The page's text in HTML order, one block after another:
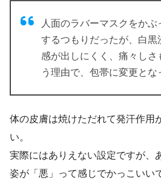
人面のラバーマスクをか
するつもりだったが、白黒
感が出しにくく、痛々しさ
う理由で、包帯に変更とな
体の皮膚は焼けただれて発汗作用
い。
実際にはありえない設定ですが、
姿が「悪」って感じでかっこいい